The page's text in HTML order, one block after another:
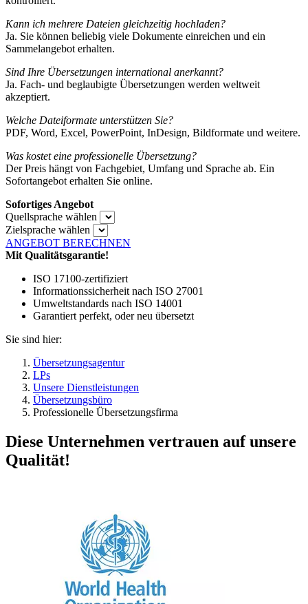
Kann ich mehrere Dateien gleichzeitig hochladen?
Ja. Sie können beliebig viele Dokumente einreichen und ein
Sammelangebot erhalten.
Sind Ihre Übersetzungen international anerkannt?
Ja. Fach- und beglaubigte Übersetzungen werden weltweit
akzeptiert.
Welche Dateiformate unterstützen Sie?
PDF, Word, Excel, PowerPoint, InDesign, Bildformate und weitere.
Was kostet eine professionelle Übersetzung?
Der Preis hängt von Fachgebiet, Umfang und Sprache ab. Ein
Sofortangebot erhalten Sie online.
Sofortiges Angebot
Quellsprache wählen
Zielsprache wählen
ANGEBOT BERECHNEN
Mit Qualitätsgarantie!
ISO 17100-zertifiziert
Informationssicherheit nach ISO 27001
Umweltstandards nach ISO 14001
Garantiert perfekt, oder neu übersetzt
Sie sind hier:
Übersetzungsagentur
LPs
Unsere Dienstleistungen
Übersetzungsbüro
Professionelle Übersetzungsfirma
Diese Unternehmen vertrauen auf unsere
Qualität!